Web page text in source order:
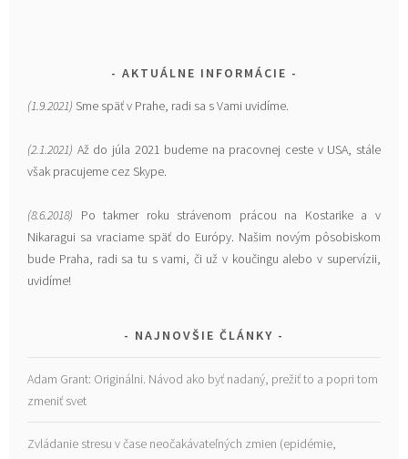
AKTUÁLNE INFORMÁCIE
(1.9.2021) Sme späť v Prahe, radi sa s Vami uvidíme.
(2.1.2021) Až do júla 2021 budeme na pracovnej ceste v USA, stále
však pracujeme cez Skype.
(8.6.2018) Po takmer roku strávenom prácou na Kostarike a v
Nikaragui sa vraciame späť do Európy. Našim novým pôsobiskom
bude Praha, radi sa tu s vami, či už v koučingu alebo v supervízii,
uvidíme!
NAJNOVŠIE ČLÁNKY
Adam Grant: Originálni. Návod ako byť nadaný, prežiť to a popri tom
zmeniť svet
Zvládanie stresu v čase neočakávateľných zmien (epidémie,